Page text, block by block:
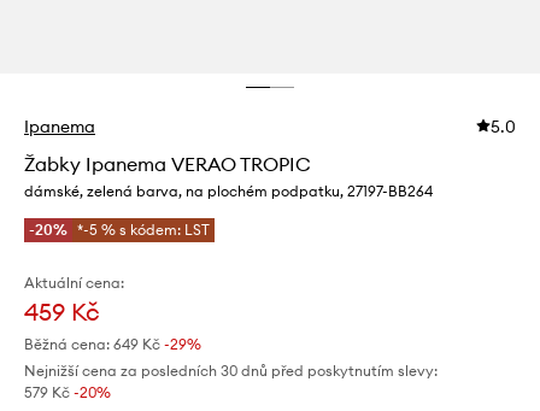
Ipanema 5.0
Žabky Ipanema VERAO TROPIC
dámské, zelená barva, na plochém podpatku, 27197-BB264
-20% *-5 % s kódem: LST
Aktuální cena:
459 Kč
Běžná cena: 649 Kč -29%
Nejnižší cena za posledních 30 dnů před poskytnutím slevy:
579 Kč -20%